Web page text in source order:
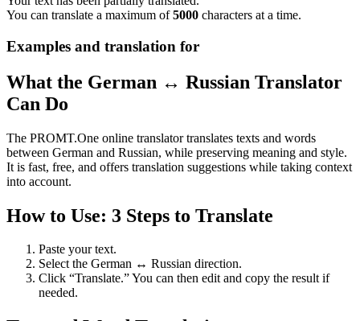
You can translate a maximum of5000 characters at a time.
Examples and translation for
What the German ↔ Russian Translator
Can Do
The PROMT.One online translator translates texts and words
between German and Russian, while preserving meaning and style.
It is fast, free, and offers translation suggestions while taking context
into account.
How to Use: 3 Steps to Translate
Paste your text.
Select the German ↔ Russian direction.
Click “Translate.” You can then edit and copy the result if
needed.